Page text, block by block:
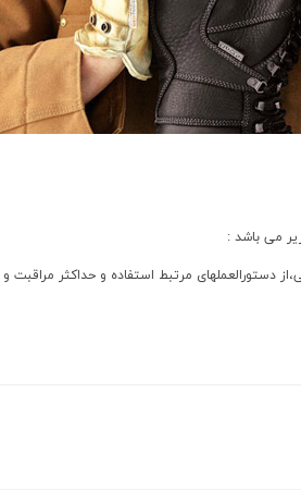
مي باشد :
دستورالعملهاي مرتبط استفاده و حداکثر مراقبت و